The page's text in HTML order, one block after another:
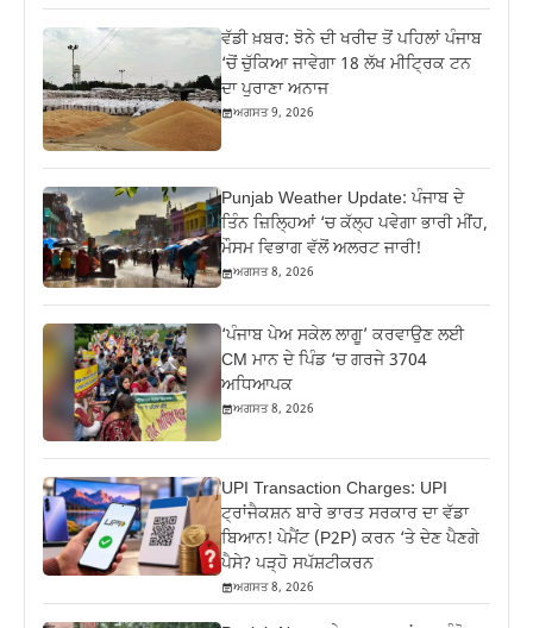
ਵੱਡੀ ਖ਼ਬਰ: ਝੋਨੇ ਦੀ ਖਰੀਦ ਤੋਂ ਪਹਿਲਾਂ ਪੰਜਾਬ
‘ਚੋਂ ਚੁੱਕਿਆ ਜਾਵੇਗਾ 18 ਲੱਖ ਮੀਟ੍ਰਿਕ ਟਨ
ਦਾ ਪੁਰਾਣਾ ਅਨਾਜ
ਅਗਸਤ 9, 2026
Punjab Weather Update: ਪੰਜਾਬ ਦੇ
ਤਿੰਨ ਜ਼‍ਿਲ੍ਹਿਆਂ ‘ਚ ਕੱਲ੍ਹ ਪਵੇਗਾ ਭਾਰੀ ਮੀਂਹ,
ਮੌਸਮ ਵਿਭਾਗ ਵੱਲੋਂ ਅਲਰਟ ਜਾਰੀ!
ਅਗਸਤ 8, 2026
‘ਪੰਜਾਬ ਪੇਅ ਸਕੇਲ ਲਾਗੂ’ ਕਰਵਾਉਣ ਲਈ
CM ਮਾਨ ਦੇ ਪਿੰਡ ‘ਚ ਗਰਜੇ 3704
ਅਧਿਆਪਕ
ਅਗਸਤ 8, 2026
UPI Transaction Charges: UPI
ਟ੍ਰਾਂਜੈਕਸ਼ਨ ਬਾਰੇ ਭਾਰਤ ਸਰਕਾਰ ਦਾ ਵੱਡਾ
ਬਿਆਨ! ਪੇਮੈਂਟ (P2P) ਕਰਨ ‘ਤੇ ਦੇਣ ਪੈਣਗੇ
ਪੈਸੇ? ਪੜ੍ਹੋ ਸਪੱਸ਼ਟੀਕਰਨ
ਅਗਸਤ 8, 2026